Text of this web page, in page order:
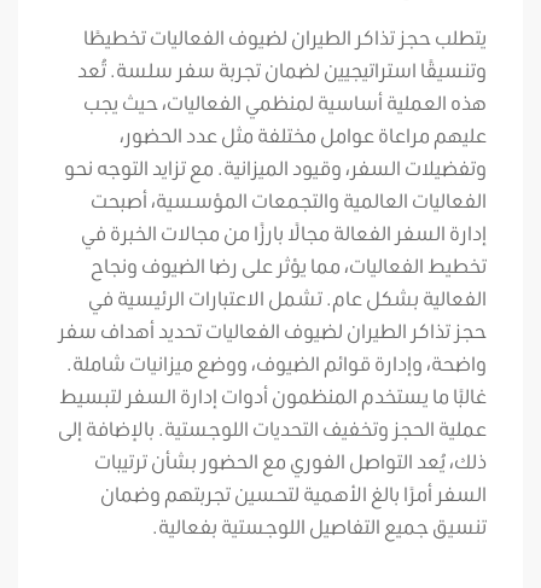
يتطلب حجز تذاكر الطيران لضيوف الفعاليات تخطيطًا
وتنسيقًا استراتيجيين لضمان تجربة سفر سلسة. تُعد
هذه العملية أساسية لمنظمي الفعاليات، حيث يجب
عليهم مراعاة عوامل مختلفة مثل عدد الحضور،
وتفضيلات السفر، وقيود الميزانية. مع تزايد التوجه نحو
الفعاليات العالمية والتجمعات المؤسسية، أصبحت
إدارة السفر الفعالة مجالًا بارزًا من مجالات الخبرة في
تخطيط الفعاليات، مما يؤثر على رضا الضيوف ونجاح
الفعالية بشكل عام. تشمل الاعتبارات الرئيسية في
حجز تذاكر الطيران لضيوف الفعاليات تحديد أهداف سفر
واضحة، وإدارة قوائم الضيوف، ووضع ميزانيات شاملة.
غالبًا ما يستخدم المنظمون أدوات إدارة السفر لتبسيط
عملية الحجز وتخفيف التحديات اللوجستية. بالإضافة إلى
ذلك، يُعد التواصل الفوري مع الحضور بشأن ترتيبات
السفر أمرًا بالغ الأهمية لتحسين تجربتهم وضمان
تنسيق جميع التفاصيل اللوجستية بفعالية.